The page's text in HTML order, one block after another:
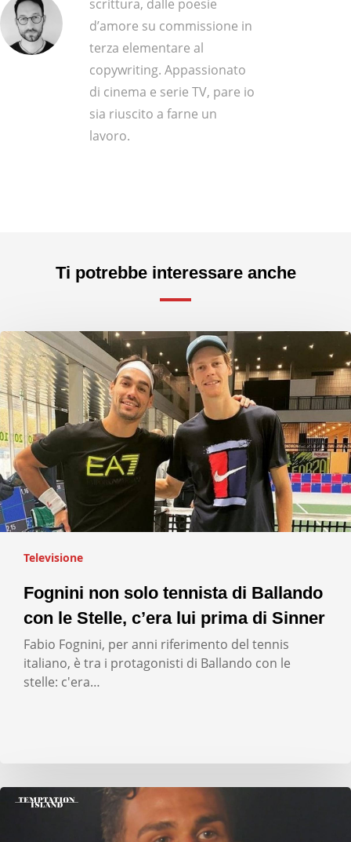
scrittura, dalle poesie
d’amore su commissione in
terza elementare al
copywriting. Appassionato
di cinema e serie TV, pare io
sia riuscito a farne un
lavoro.
Ti potrebbe interessare anche
Televisione
Fognini non solo tennista di Ballando
con le Stelle, c’era lui prima di Sinner
Fabio Fognini, per anni riferimento del tennis
italiano, è tra i protagonisti di Ballando con le
stelle: c'era…